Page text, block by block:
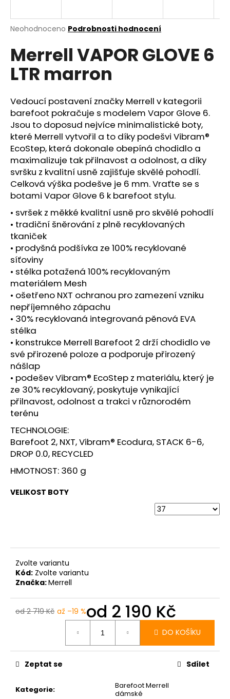
Průměrné
produktu
je
0,0
hvězdiček.
Neohodnoceno Podrobnosti hodnocení
Merrell VAPOR GLOVE 6
LTR marron
Vedoucí postavení značky Merrell v kategorii
barefoot pokračuje s modelem Vapor Glove 6.
Jsou to doposud nejvíce minimalistické boty,
které Merrell vytvořil a to díky podešvi Vibram®
EcoStep, která dokonale obepíná chodidlo a
maximalizuje tak přilnavost a odolnost, a díky
svršku z kvalitní usně zajišťuje skvělé pohodlí.
Celková výška podešve je 6 mm. Vraťte se s
botami Vapor Glove 6 k barefoot stylu.
• svršek z měkké kvalitní usně pro skvělé pohodlí
• tradiční šněrování z plně recyklovaných
tkaniček
• prodyšná podšívka ze 100% recyklované
síťoviny
• stélka potažená 100% recyklovaným
materiálem Mesh
• ošetřeno NXT ochranou pro zamezení vzniku
nepříjemného zápachu
• 30% recyklovaná integrovaná pěnová EVA
stélka
• konstrukce Merrell Barefoot 2 drží chodidlo ve
své přirozené poloze a podporuje přirozený
nášlap
• podešev Vibram® EcoStep z materiálu, který je
ze 30% recyklovaný, poskytuje vynikající
přilnavost, odolnost a trakci v různorodém
terénu
TECHNOLOGIE:
Barefoot 2, NXT, Vibram® Ecodura, STACK 6-6,
DROP 0.0, RECYCLED
HMOTNOST: 360 g
VELIKOST BOTY
Zvolte variantu
Kód: Zvolte variantu
Značka:Merrell
od 2 719 Kč až –19 %od 2 190 Kč
DO KOŠÍKU
Kategorie:
Barefoot Merrell
dámské
Zeptat se Sdílet
j
t
?
HLEDAT
D
o
p
o
r
u
č
u
j
e
m
e
BOTY
CRAFT
ENDURANCE
3
-
BÍLÁ
3
990
Kč